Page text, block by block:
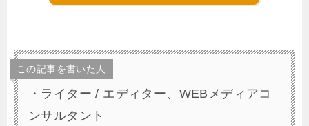
この記事を書いた人
・ライター / エディター、WEBメディアコ
ンサルタント